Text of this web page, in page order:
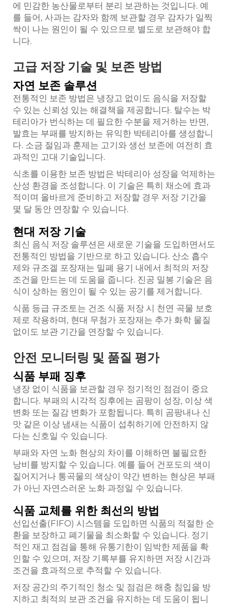
에 민감한 농산물로부터 분리 보관하는 것입니다. 예
를 들어, 사과는 감자와 함께 보관할 경우 감자가 일찍
싹이 나는 원인이 될 수 있으므로 별도로 보관해야 합
니다.
고급 저장 기술 및 보존 방법
자연 보존 솔루션
전통적인 보존 방법은 냉장고 없이도 음식을 저장할
수 있는 신뢰성 있는 해결책을 제공합니다. 탈수는 박
테리아가 번식하는 데 필요한 수분을 제거하는 반면,
발효는 부패를 방지하는 유익한 박테리아를 생성합니
다. 소금 절임과 훈제는 고기와 생선 보존에 여전히 효
과적인 고대 기술입니다.
식초를 이용한 보존 방법은 박테리아 성장을 억제하는
산성 환경을 조성합니다. 이 기술은 특히 채소에 효과
적이며 올바르게 준비하고 저장할 경우 저장 기간을
몇 달 동안 연장할 수 있습니다.
현대 저장 기술
최신 음식 저장 솔루션은 새로운 기술을 도입하면서도
전통적인 방법을 기반으로 하고 있습니다. 산소 흡수
제와 규조겔 포장재는 밀폐 용기 내에서 최적의 저장
조건을 만드는 데 도움을 줍니다. 진공 밀봉 기술은 음
식이 상하는 원인이 될 수 있는 공기를 제거합니다.
식품 등급 규조토는 건조 식품 저장 시 천연 곡물 보호
제로 작용하며, 현대 무첨가 포장재는 추가 화학 물질
없이도 보관 기간을 연장할 수 있습니다.
안전 모니터링 및 품질 평가
식품 부패 징후
냉장 없이 식품을 보관할 경우 정기적인 점검이 중요
합니다. 부패의 시각적 징후에는 곰팡이 성장, 이상 색
변화 또는 질감 변화가 포함됩니다. 특히 곰팡내나 신
맛 같은 이상 냄새는 식품이 섭취하기에 안전하지 않
다는 신호일 수 있습니다.
부패와 자연 노화 현상의 차이를 이해하면 불필요한
낭비를 방지할 수 있습니다. 예를 들어 건포도의 색이
짙어지거나 통곡물의 색상이 약간 변하는 현상은 부패
가 아닌 자연스러운 노화 과정일 수 있습니다.
식품 교체를 위한 최선의 방법
선입선출(FIFO) 시스템을 도입하면 식품의 적절한 순
환을 보장하고 폐기물을 최소화할 수 있습니다. 정기
적인 재고 점검을 통해 유통기한이 임박한 제품을 확
인할 수 있으며, 저장 기록부를 유지하면 저장 시간과
조건을 효과적으로 추적할 수 있습니다.
저장 공간의 주기적인 청소 및 점검은 해충 침입을 방
지하고 최적의 보관 조건을 유지하는 데 도움이 됩니